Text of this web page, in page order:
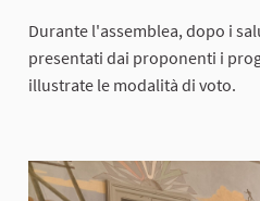
Durante l'assemblea, dopo i
presentati dai proponenti i
illustrate le modalità di voto.